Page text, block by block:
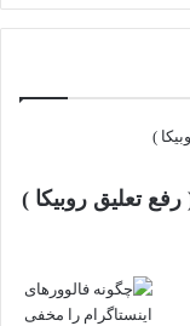
تعلیق روبیکا )